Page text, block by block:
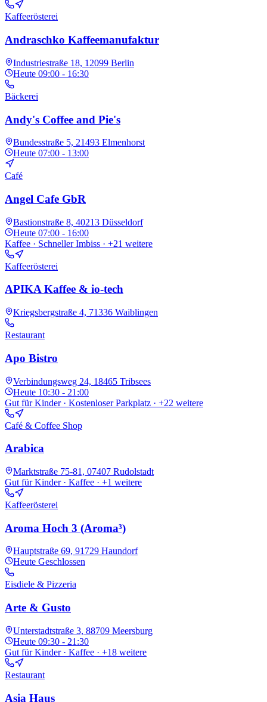
Kaffeerösterei
Andraschko Kaffeemanufaktur
Industriestraße 18, 12099 Berlin
Heute 09:00 - 16:30
Bäckerei
Andy's Coffee and Pie's
Bundesstraße 5, 21493 Elmenhorst
Heute 07:00 - 13:00
Café
Angel Cafe GbR
Bastionstraße 8, 40213 Düsseldorf
Heute 07:00 - 16:00
Kaffee · Schneller Imbiss · +21 weitere
Kaffeerösterei
APIKA Kaffee & io-tech
Kriegsbergstraße 4, 71336 Waiblingen
Restaurant
Apo Bistro
Verbindungsweg 24, 18465 Tribsees
Heute 10:30 - 21:00
Gut für Kinder · Kostenloser Parkplatz · +22 weitere
Café & Coffee Shop
Arabica
Marktstraße 75-81, 07407 Rudolstadt
Gut für Kinder · Kaffee · +1 weitere
Kaffeerösterei
Aroma Hoch 3 (Aroma³)
Hauptstraße 69, 91729 Haundorf
Heute Geschlossen
Eisdiele & Pizzeria
Arte & Gusto
Unterstadtstraße 3, 88709 Meersburg
Heute 09:30 - 21:30
Gut für Kinder · Kaffee · +18 weitere
Restaurant
Asia Haus